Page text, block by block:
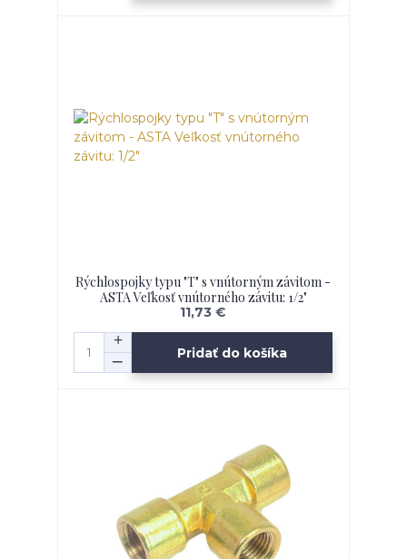
Rýchlospojky typu "T" s vnútorným závitom -
ASTA Veľkosť vnútorného závitu: 1/2"
11,73 €
Pridať do košíka